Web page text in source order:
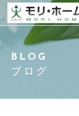
当社について
スタッフ紹介
BLOG
ブログ